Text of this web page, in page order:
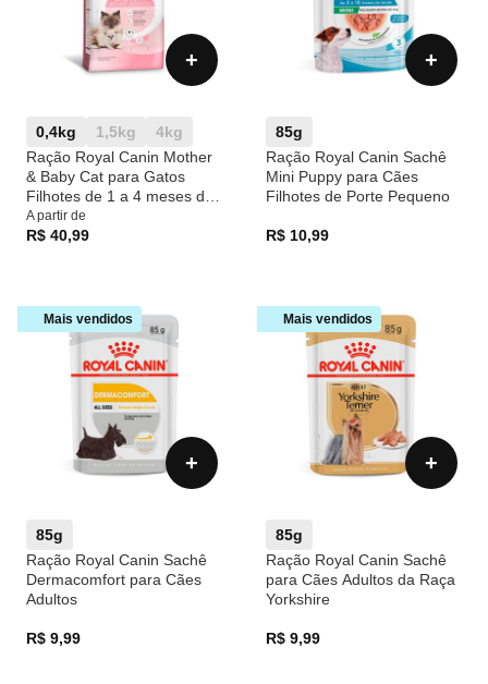
+
0,4kg 1,5kg
4kg
Ração Royal Canin Mother
& Baby Cat para Gatos
Filhotes de 1 a 4 meses de
idade, Gatas Gestantes e
em Lactação
A partir de
R$ 40,99
+
85g
Ração Royal Canin Sachê
Mini Puppy para Cães
Filhotes de Porte Pequeno
R$ 10,99
Mais vendidos
+
85g
Ração Royal Canin Sachê
Dermacomfort para Cães
Adultos
R$ 9,99
Mais vendidos
+
85g
Ração Royal Canin Sachê
para Cães Adultos da Raça
Yorkshire
R$ 9,99